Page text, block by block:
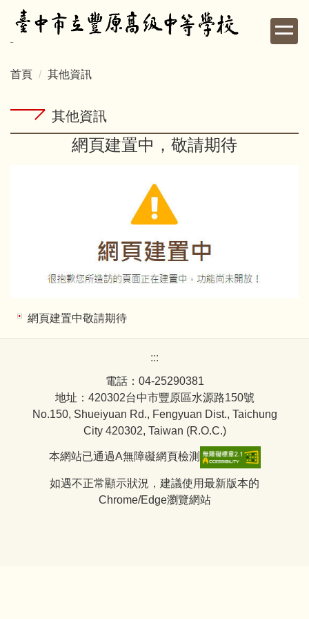
到
主
內
區
首頁 其他資訊
其他資訊
網頁建置中，敬請期待
網頁建置中敬請期待
:::
電話：04-25290381
地址：420302台中市豐原區水源路150號
No.150, Shueiyuan Rd., Fengyuan Dist., Taichung
City 420302, Taiwan (R.O.C.)
本網站已通過A無障礙網頁檢測
如遇不正常顯示狀況，建議使用最新版本的
Chrome/Edge瀏覽網站